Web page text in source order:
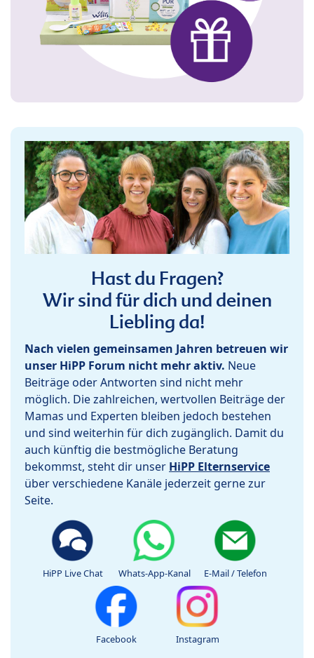
Hast du Fragen?
Wir sind für dich und deinen
Liebling da!
Nach vielen gemeinsamen Jahren betreuen wir
unser HiPP Forum nicht mehr aktiv. Neue
Beiträge oder Antworten sind nicht mehr
möglich. Die zahlreichen, wertvollen Beiträge der
Mamas und Experten bleiben jedoch bestehen
und sind weiterhin für dich zugänglich. Damit du
auch künftig die bestmögliche Beratung
bekommst, steht dir unser HiPP Elternservice
über verschiedene Kanäle jederzeit gerne zur
Seite.
HiPP Live Chat Whats-App-Kanal E-Mail / Telefon
Facebook Instagram